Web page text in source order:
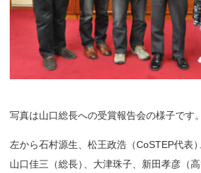
写真は山口総長への受賞報告会の様子です。
左から石村源生、松王政浩（CoSTEP代表）
山口佳三（総長） 、大津珠子、新田孝彦（